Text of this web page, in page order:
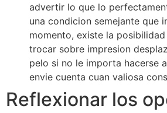
advertir lo que lo
una condicion semejante que
momento, existe la
trocar sobre impresion
pelo si no le importa hacerse
envie cuenta cuan valiosa
Reflexionar los